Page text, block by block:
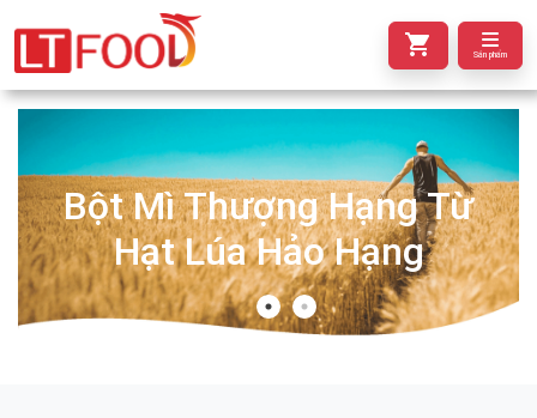
Sản phẩm
Bột Mì Thượng Hạng Từ
Hạt Lúa Hảo Hạng